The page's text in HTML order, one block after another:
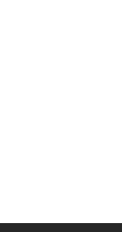
P.Iva, C.F. e